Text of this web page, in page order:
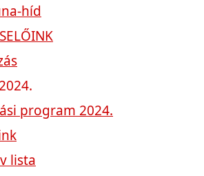
híd
program 2024.
lista